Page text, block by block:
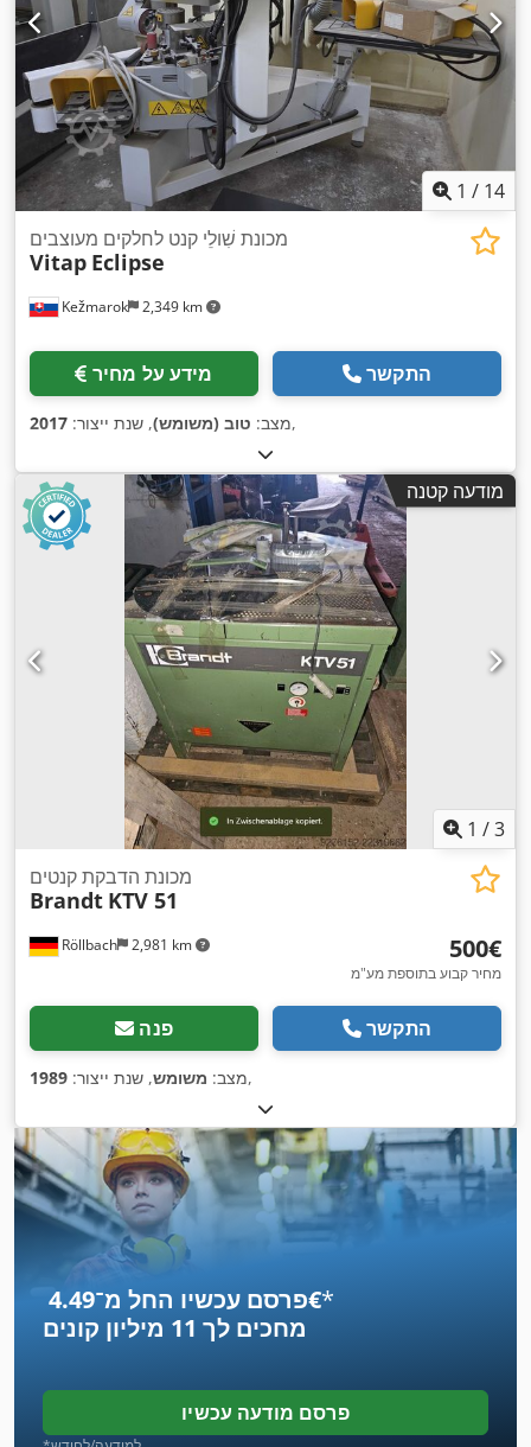
1 / 14
Kežmarok 2,349 km
מכונת שִׁולֵי קנט לחלקים מעוצבים
Vitap Eclipse
מידע על מחיר התקשר
מצב: טוב (משומש), שנת ייצור: 2017 ,
מודעה קטנה
1 /3
Röllbach 2,981 km
מכונת הדבקת קנטים
Brandt KTV 51
‏500 ‏€
מחיר קבוע בתוספת מע"מ
פנה התקשר
מצב: משומש, שנת ייצור: 1989 ,
פרסם עכשיו החל מ־‏4.49 ‏€*
מחכים לך 11 מיליון קונים
פרסם מודעה עכשיו